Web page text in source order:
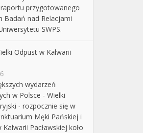
przygotowanego
Badań nad Relacjami
SWPS.
Odpust w Kalwarii
wydarzeń
w Polsce - Wielki
- rozpocznie się w
Męki Pańskiej i
Pacławskiej koło